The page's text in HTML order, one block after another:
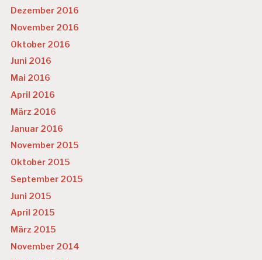
Dezember 2016
November 2016
Oktober 2016
Juni 2016
Mai 2016
April 2016
März 2016
Januar 2016
November 2015
Oktober 2015
September 2015
Juni 2015
April 2015
März 2015
November 2014